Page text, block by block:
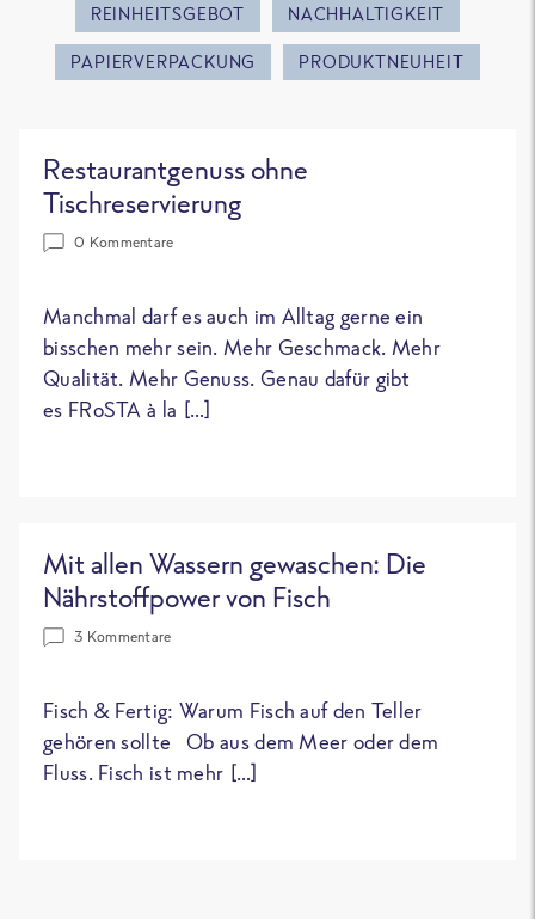
REINHEITSGEBOT NACHHALTIGKEIT
PAPIERVERPACKUNG PRODUKTNEUHEIT
Restaurantgenuss ohne
Tischreservierung
0 Kommentare
Manchmal darf es auch im Alltag gerne ein
bisschen mehr sein. Mehr Geschmack. Mehr
Qualität. Mehr Genuss. Genau dafür gibt
es FRoSTA à la […]
Mit allen Wassern gewaschen: Die
Nährstoffpower von Fisch
3 Kommentare
Fisch & Fertig: Warum Fisch auf den Teller
gehören sollte Ob aus dem Meer oder dem
Fluss. Fisch ist mehr […]